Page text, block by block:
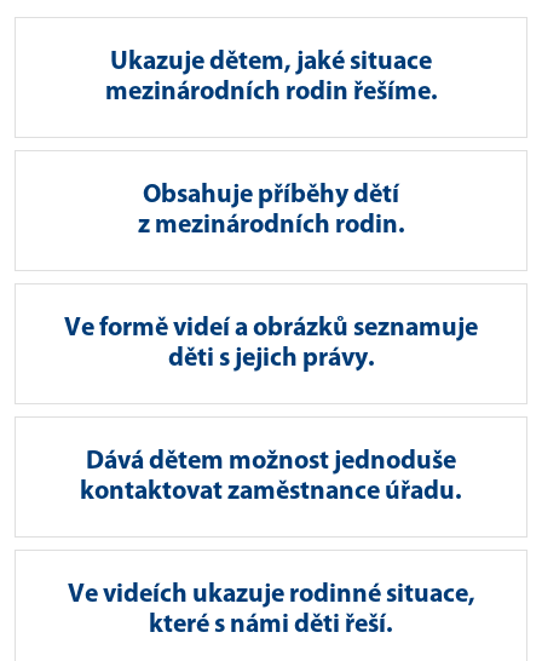
Ukazuje dětem, jaké situace
mezinárodních rodin řešíme.
Obsahuje příběhy dětí
z mezinárodních rodin.
Ve formě videí a obrázků seznamuje
děti s jejich právy.
Dává dětem možnost jednoduše
kontaktovat zaměstnance úřadu.
Ve videích ukazuje rodinné situace,
které s námi děti řeší.